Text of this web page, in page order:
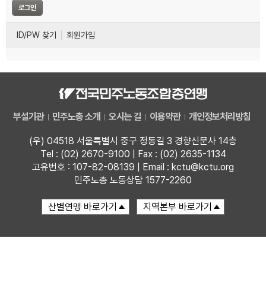
ID/PW 찾기 회원가입
부설기관 민주노총 소개 오시는 길 이용약관 개인정보처리방침
(우) 04518 서울특별시 중구 정동길 3 경향신문사 14층
Tel : (02) 2670-9100 | Fax : (02) 2635-1134
고유번호 : 107-82-08139 | Email : kctu@kctu.org
민주노총 노동상담 1577-2260